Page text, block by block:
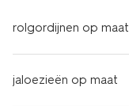
rolgordijnen op maat
jaloezieën op maat